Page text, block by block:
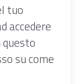
tuo
accedere
questo
su come